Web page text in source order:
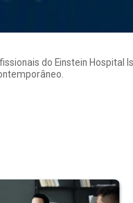
do Einstein